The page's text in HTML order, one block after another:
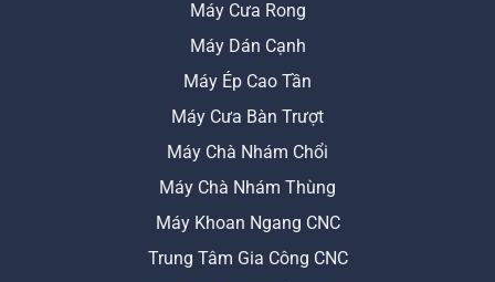
Máy Cưa Rong
Máy Dán Cạnh
Máy Ép Cao Tần
Máy Cưa Bàn Trượt
Máy Chà Nhám Chổi
Máy Chà Nhám Thùng
Máy Khoan Ngang CNC
Trung Tâm Gia Công CNC